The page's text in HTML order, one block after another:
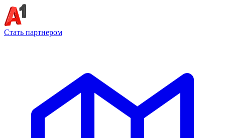
Стать партнером